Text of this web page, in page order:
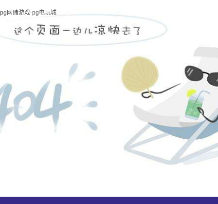
pg网赌游戏-pg电玩城